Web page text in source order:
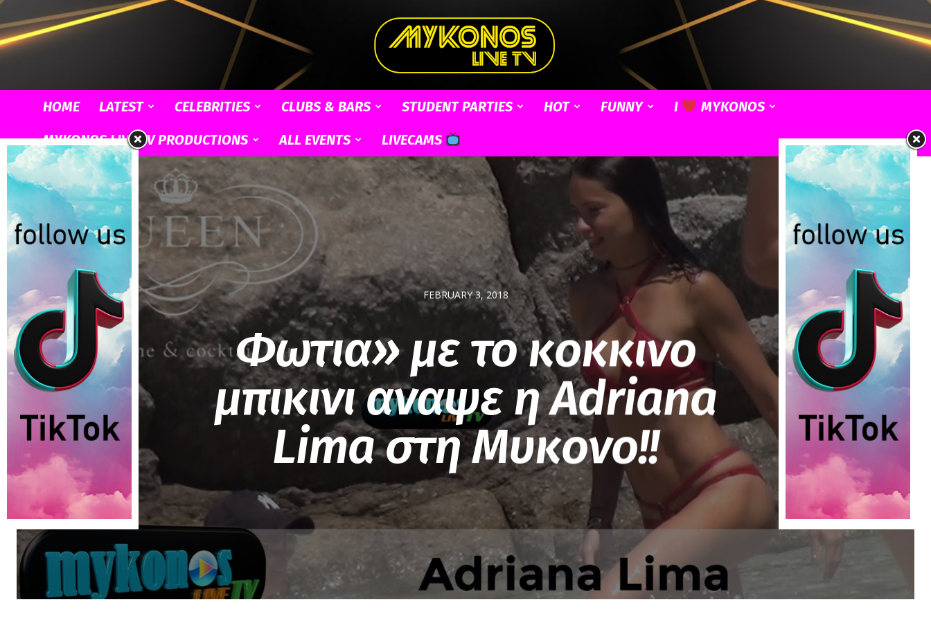
Live
TV
HOME LATEST CELEBRITIES CLUBS & BARS STUDENT PARTIES HOT FUNNY I
MYKONOS
MYKONOS LIVE TV PRODUCTIONS
ALL EVENTS LIVECAMS
FEBRUARY 3, 2018
Φωτια» με το κοκκινο
μπικινι αναψε η Adriana
Lima στη Μυκονο!!